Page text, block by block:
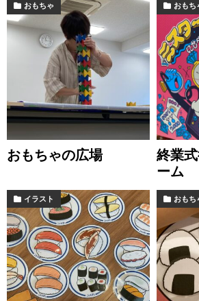
おもちゃ
おもちゃの広場
おもち
終業
ーム
イラスト おもち